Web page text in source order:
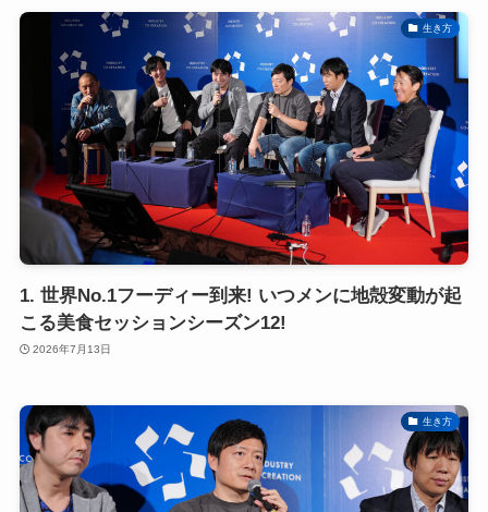
生き方
1. 世界No.1フーディー到来! いつメンに地殻変動が起
こる美食セッションシーズン12!
2026年7月13日
生き方